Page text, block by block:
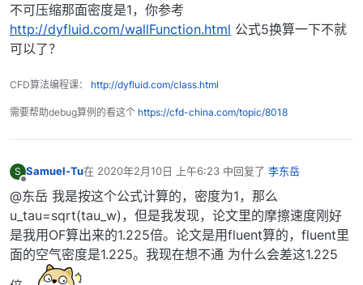
不可压缩那面密度是1，你参考
http://dyfluid.com/wallFunction.html 公式5换算一下不就
可以了？
CFD算法编程课： http://dyfluid.com/class.html
需要帮助debug算例的看这个 https://cfd-china.com/topic/8018
S Samuel-Tu在 2020年2月10日 上午6:23 中回复了 李东岳
最后由 编辑
@东岳 我是按这个公式计算的，密度为1，那么
u_tau=sqrt(tau_w)，但是我发现，论文里的摩擦速度刚好
是我用OF算出来的1.225倍。论文是用fluent算的，fluent里
面的空气密度是1.225。我现在想不通 为什么会差这1.225